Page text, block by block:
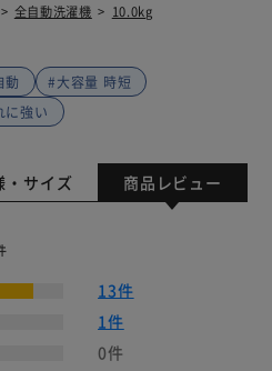
全自動洗濯機 10.0kg
動
#大容量 時短
に強い
・サイズ 商品レビュー
13件
1件
0件